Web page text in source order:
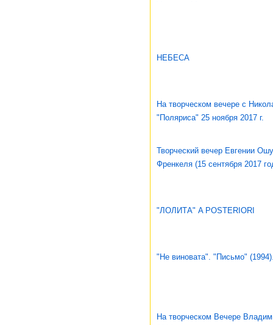
НЕБЕСА
На творческом вечере с
"Поляриса" 25 ноября 2017 г.
Творческий вечер Евгении
Френкеля (15 сентября 2017
"ЛОЛИТА" A POSTERIORI
"Не виновата". "Письмо"
На творческом Вечере